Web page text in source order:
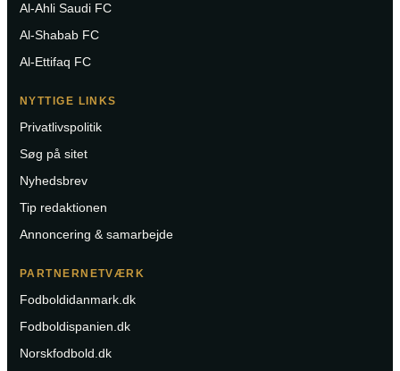
Al-Ahli Saudi FC
Al-Shabab FC
Al-Ettifaq FC
NYTTIGE LINKS
Privatlivspolitik
Søg på sitet
Nyhedsbrev
Tip redaktionen
Annoncering & samarbejde
PARTNERNETVÆRK
Fodboldidanmark.dk
Fodboldispanien.dk
Norskfodbold.dk